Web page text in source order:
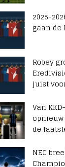
2025-
gaan de
Robey
juist
Van
de
NEC